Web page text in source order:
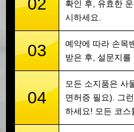
02
확인 후, 유효한
시하세요.
03
예약에 따라 손목
받은 후, 설문지를
04
모든 소지품은 사
면허증 필요). 그
하세요! 모든 코스